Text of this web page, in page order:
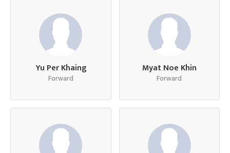
Yu Per Khaing
Forward
Myat Noe Khin
Forward